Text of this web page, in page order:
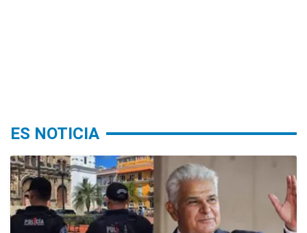
ES NOTICIA